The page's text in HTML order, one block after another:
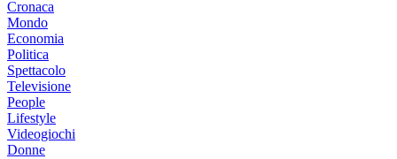
Cronaca
Mondo
Economia
Politica
Spettacolo
Televisione
People
Lifestyle
Videogiochi
Donne